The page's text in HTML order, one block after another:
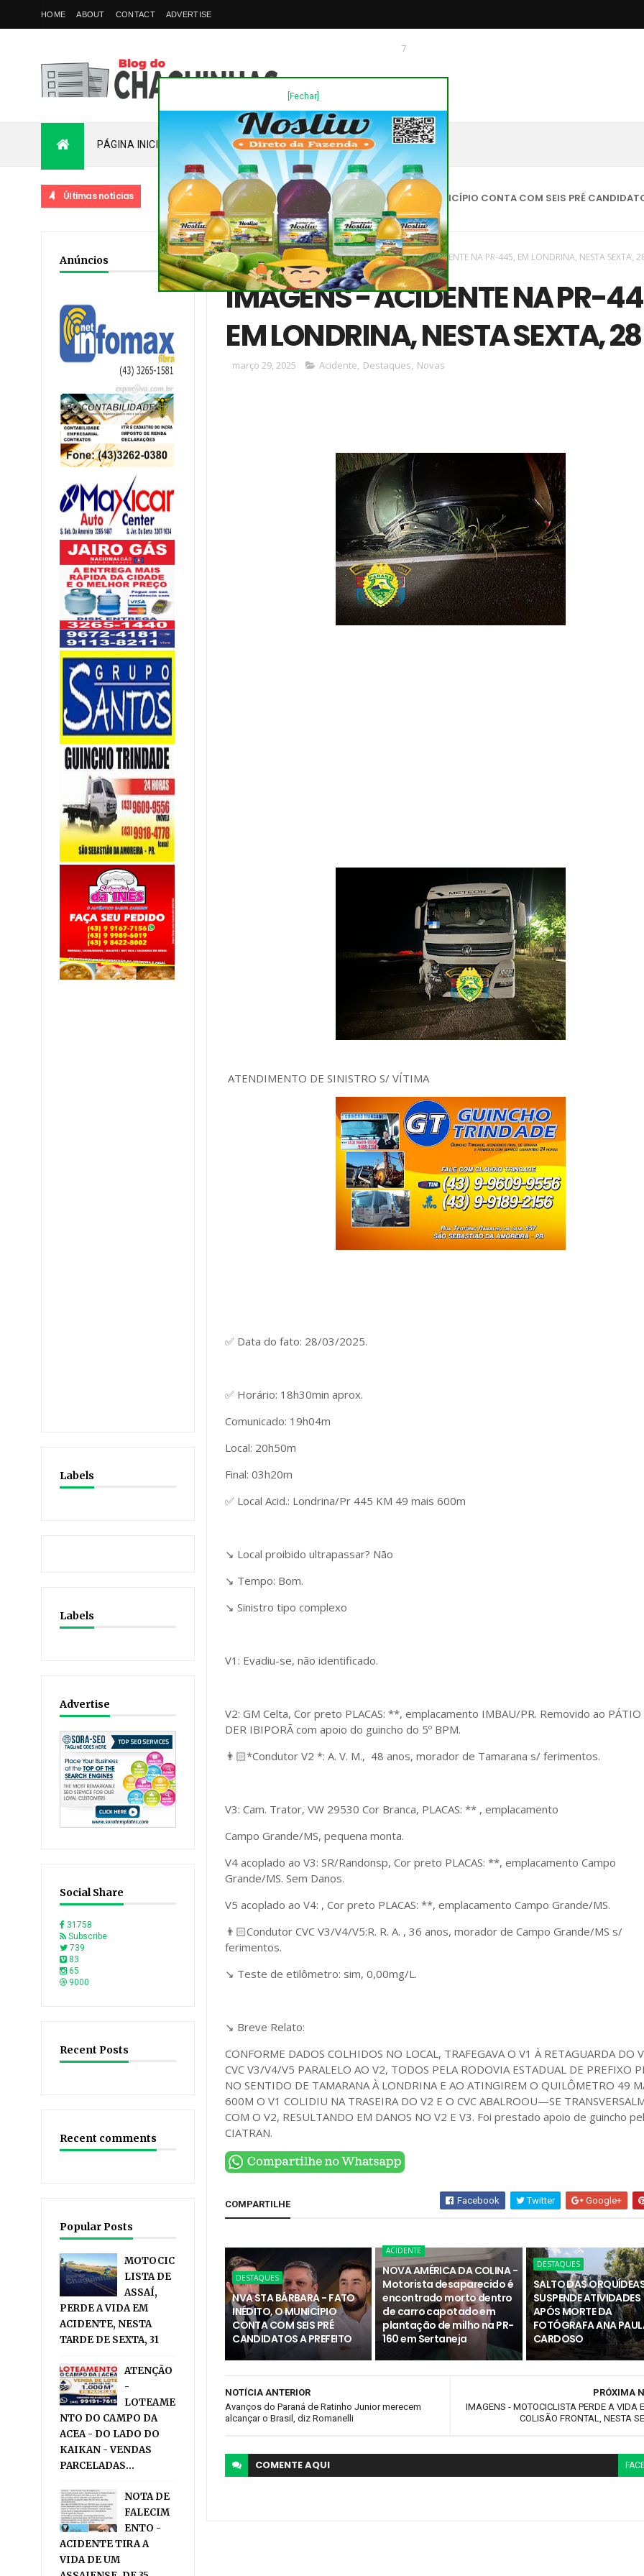
[Fechar]
HOME ABOUT CONTACT ADVERTISE
7
PÁGINA INICIAL PLANTÃO FALE COM O CHAGUINHAS
Últimas notícias DESTAQUES NVA STA BÁRBARA - FATO INÉDITO, O MUNICÍPIO CONTA COM SEIS PRÉ CANDIDATOS A
Anúncios
Labels
Labels
Advertise
Social Share
31758
Subscribe
739
83
65
9000
Recent Posts
Recent comments
Popular Posts
MOTOCIC
LISTA DE
ASSAÍ,
PERDE A VIDA EM
ACIDENTE, NESTA
TARDE DE SEXTA, 31
ATENÇÃO
-
LOTEAME
NTO DO CAMPO DA
ACEA - DO LADO DO
KAIKAN - VENDAS
PARCELADAS...
NOTA DE
FALECIM
ENTO -
ACIDENTE TIRA A
VIDA DE UM
Home/Acidente/Destaques/Novas/IMAGENS - ACIDENTE NA PR-445, EM LONDRINA, NESTA SEXTA,
IMAGENS - ACIDENTE NA PR-
EM LONDRINA, NESTA SEXTA, 28
março 29, 2025 Acidente, Destaques, Novas
ATENDIMENTO DE SINISTRO S/ VÍTIMA
✅ Data do fato: 28/03/2025.
✅ Horário: 18h30min aprox.
Comunicado: 19h04m
Local: 20h50m
Final: 03h20m
✅ Local Acid.: Londrina/Pr 445 KM 49 mais 600m
↘️ Local proibido ultrapassar? Não
↘️ Tempo: Bom.
↘️ Sinistro tipo complexo
V1: Evadiu-se, não identificado.
V2: GM Celta, Cor preto PLACAS: **, emplacamento IMBAU/PR. Removido ao PÁTIO
DER IBIPORÃ com apoio do guincho do 5º BPM.
👨🏻*Condutor V2 *: A. V. M., 48 anos, morador de Tamarana s/ ferimentos.
V3: Cam. Trator, VW 29530 Cor Branca, PLACAS: ** , emplacamento
Campo Grande/MS, pequena monta.
V4 acoplado ao V3: SR/Randonsp, Cor preto PLACAS: **, emplacamento Campo
Grande/MS. Sem Danos.
V5 acoplado ao V4: , Cor preto PLACAS: **, emplacamento Campo Grande/MS.
👨🏻Condutor CVC V3/V4/V5:R. R. A. , 36 anos, morador de Campo Grande/MS s/
ferimentos.
↘️ Teste de etilômetro: sim, 0,00mg/L.
↘️ Breve Relato:
CONFORME DADOS COLHIDOS NO LOCAL, TRAFEGAVA O V1 À RETAGUARDA DO
CVC V3/V4/V5 PARALELO AO V2, TODOS PELA RODOVIA ESTADUAL DE PREFIXO
NO SENTIDO DE TAMARANA À LONDRINA E AO ATINGIREM O QUILÔMETRO 49
600M O V1 COLIDIU NA TRASEIRA DO V2 E O CVC ABALROOU—SE
COM O V2, RESULTANDO EM DANOS NO V2 E V3. Foi prestado apoio de guincho
CIATRAN.
COMPARTILHE Facebook Twitter Google+
DESTAQUES
NVA STA BÁRBARA - FATO
INÉDITO, O MUNICÍPIO
CONTA COM SEIS PRÉ
CANDIDATOS A PREFEITO
ACIDENTE
NOVA AMÉRICA DA COLINA -
Motorista desaparecido é
encontrado morto dentro
de carro capotado em
plantação de milho na PR-
160 em Sertaneja
DESTAQUES
SALTO DAS
SUSPENDE ATIVIDADES
APÓS MORTE DA
FOTÓGRAFA ANA
CARDOSO
PRÓXIMA
IMAGENS - MOTOCICLISTA PERDE A VIDA
COLISÃO FRONTAL, NESTA
NOTÍCIA ANTERIOR
Avanços do Paraná de Ratinho Junior merecem
alcançar o Brasil, diz Romanelli
COMENTEAQUI